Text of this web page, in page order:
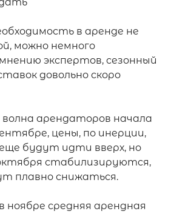
в аренде не
можно немного
экспертов, сезонный
довольно скоро
волна арендаторов начала
цены, по инерции,
будут идти вверх, но
стабилизируются,
плавно снижаться.
ноябре средняя арендная